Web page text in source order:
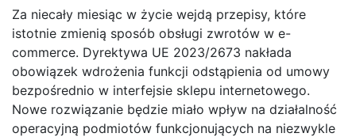
Za niecały miesiąc w życie wejdą przepisy, które
istotnie zmienią sposób obsługi zwrotów w e-
commerce. Dyrektywa UE 2023/2673 nakłada
obowiązek wdrożenia funkcji odstąpienia od umowy
bezpośrednio w interfejsie sklepu internetowego.
Nowe rozwiązanie będzie miało wpływ na działalność
operacyjną podmiotów funkcjonujących na niezwykle